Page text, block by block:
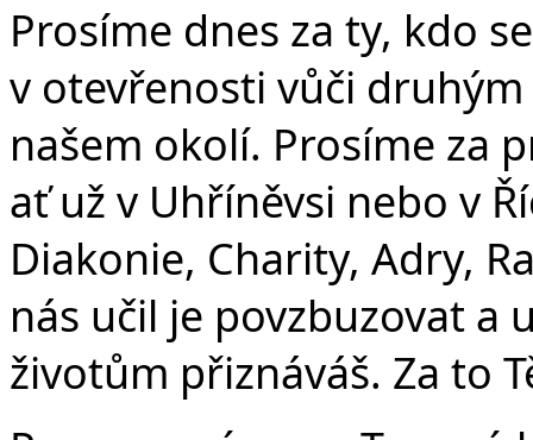
Prosíme dnes za ty, kdo
v otevřenosti vůči
našem okolí. Prosíme za
ať už v Uhříněvsi nebo v
Diakonie, Charity, Adry,
nás učil je povzbuzovat a
životům přiznáváš. Za to